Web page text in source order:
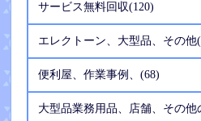
サービス無料回収(120)
エレクトーン、大型品、その他
便利屋、作業事例、(68)
大型品業務用品、店舗、その他